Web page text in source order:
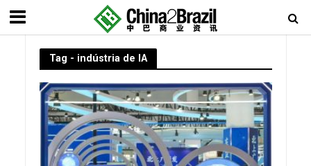
Tag - indústria de IA